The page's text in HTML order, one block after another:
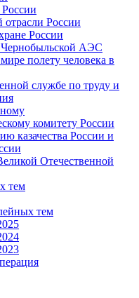
России
России
России
АЭС
полету человека в
службе по труду и
комитету России
казачества России и
Отечественной
тем
тем